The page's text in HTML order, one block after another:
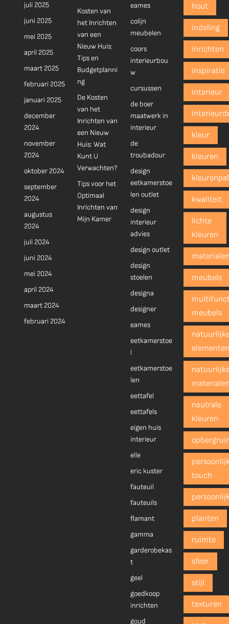
juli 2025
juni 2025
mei 2025
april 2025
maart 2025
februari 2025
januari 2025
december
2024
november
2024
oktober 2024
september
2024
augustus
2024
juli 2024
juni 2024
mei 2024
april 2024
maart 2024
februari 2024
Kosten van
het Inrichten
van een
Nieuw Huis:
Tips en
Budgetplanni
ng
De Kosten
van het
Inrichten van
een Nieuw
Huis: Wat
Kunt U
Verwachten?
Tips voor het
Optimaal
Inrichten van
Mijn Kamer
eames
colijn
meubelen
coors
interieurbou
w
cursussen
de boer
maatwerk in
interieur
de
troubadour
design
eetkamerstoe
len outlet
design
interieur
advies
design outlet
design
stoelen
designa
designer
eames
eetkamerstoe
l
eetkamerstoe
len
eettafel
eettafels
eigen huis
interieur
elle
eric kuster
fauteuil
fauteuils
flamant
gamma
garderobekas
t
geel
goedkoop
inrichten
goud
hout
indeling
inrichten
inspiratie
interieur
kleur
kleuren
kwaliteit
lichte
kleuren
meubels
meubels
neutrale
kleuren
touch
planten
ruimte
sfeer
stijl
texturen